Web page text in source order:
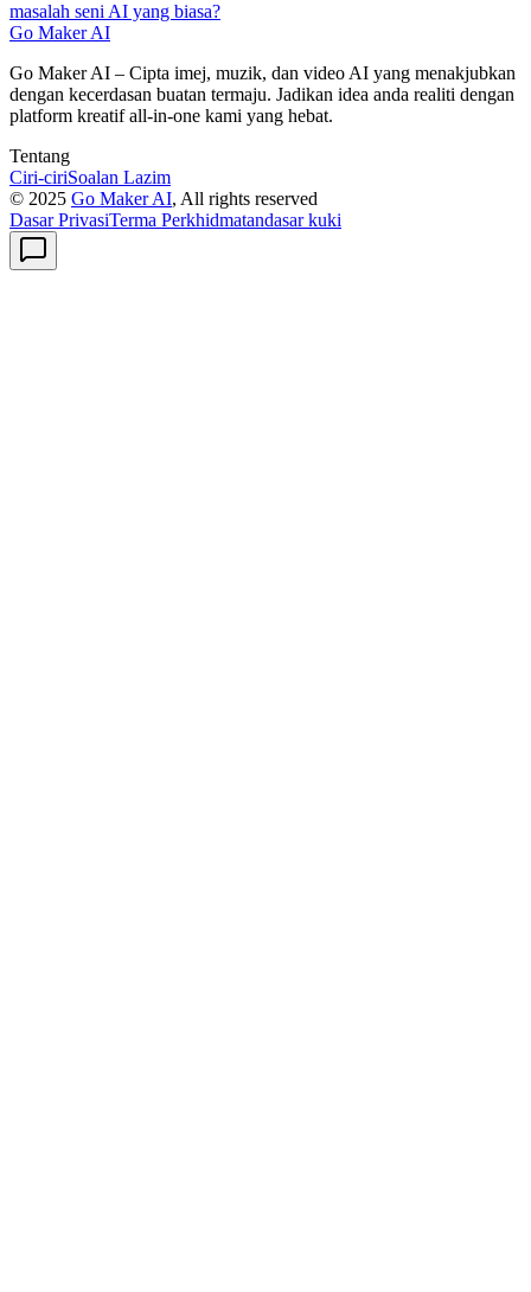
masalah seni AI yang biasa?
Go Maker AI
Go Maker AI – Cipta imej, muzik, dan video AI yang menakjubkan
dengan kecerdasan buatan termaju. Jadikan idea anda realiti dengan
platform kreatif all-in-one kami yang hebat.
Tentang
Ciri-ciriSoalan Lazim
© 2025 Go Maker AI, All rights reserved
Dasar PrivasiTerma Perkhidmatandasar kuki